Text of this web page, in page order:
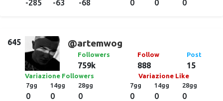
-285 -63 -68 0 0 0
645 @artemwog
Followers
759k
Follow
888
Post
15
Variazione Followers
7gg
0
14gg
0
28gg
0
Variazione Like
7gg
0
14gg
0
28gg
0